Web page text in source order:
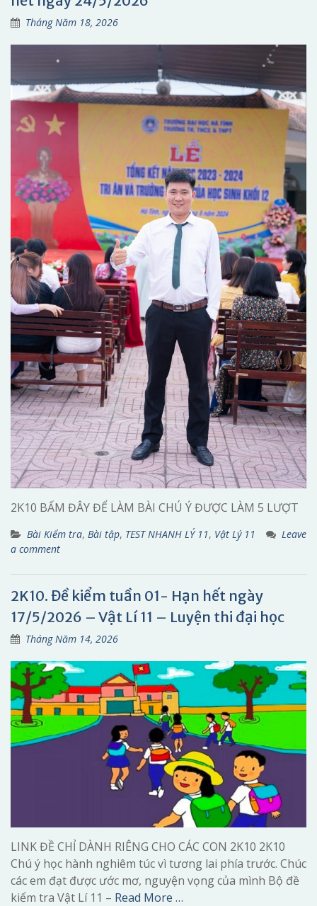
Tháng Năm 18, 2026
2K10 BẤM ĐÂY ĐỂ LÀM BÀI CHÚ Ý ĐƯỢC LÀM 5 LƯỢT
Bài Kiểm tra, Bài tập, TEST NHANH LÝ 11, Vật Lý 11
Leave
a comment
2K10. Đề kiểm tuần 01- Hạn hết ngày
17/5/2026 – Vật Lí 11 – Luyện thi đại học
Tháng Năm 14, 2026
LINK ĐỀ CHỈ DÀNH RIÊNG CHO CÁC CON 2K10 2K10
Chú ý học hành nghiêm túc vì tương lai phía trước. Chúc
các em đạt được ước mơ, nguyện vọng của mình Bộ đề
kiểm tra Vật Lí 11 – Read More …